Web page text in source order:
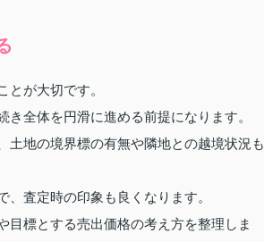
が大切です。
全体を円滑に進める前提になります。
土地の境界標の有無や隣地との越境状況も
査定時の印象も良くなります。
標とする売出価格の考え方を整理しま